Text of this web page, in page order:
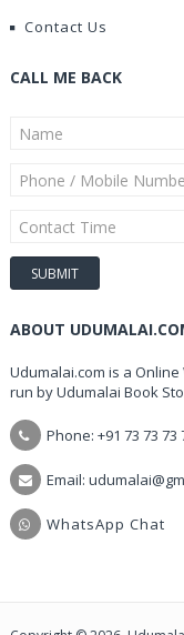
Contact Us
CALL ME BACK
ABOUT
Udumalai.com is a
run by Udumalai Book
Phone: +91 73 73 73
Email:
WhatsApp Chat